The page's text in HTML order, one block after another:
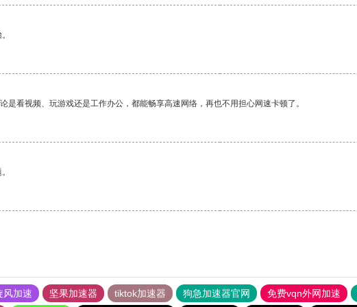
是看视频、玩游戏还是工作办公，都能畅享高速网络，再也不用担心网速卡顿了。
风加速 坚果加速器 tiktok加速器 狗急加速器官网 免费vqn外网加速